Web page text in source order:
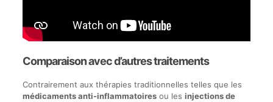
Comparaison avec d’autres traitements
Contrairement aux thérapies traditionnelles telles que les
médicaments anti-inflammatoiresou les injections de